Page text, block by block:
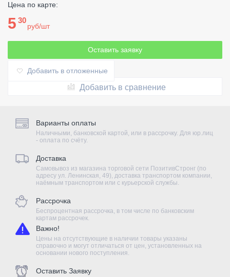
Цена по карте:
5 30
руб/шт
Оставить заявку
Добавить в отложенные
Добавить в сравнение
Варианты оплаты
Наличными, банковской картой, или в рассрочку. Для юр.лиц
- оплата по счёту.
Доставка
Самовывоз из магазина торговой сети ПозитивСтронг (по
адресу ул. Ленинская, 49), доставка транспортом компании,
наёмным транспортом или с курьерской службы.
Рассрочка
Беспроцентная рассрочка, в том числе по банковским
картам рассрочек.
Важно!
Цены на отсутствующие в наличии товары указаны
справочно и могут отличаться от цен, установленных на
основании нового поступления.
Оставить Заявку